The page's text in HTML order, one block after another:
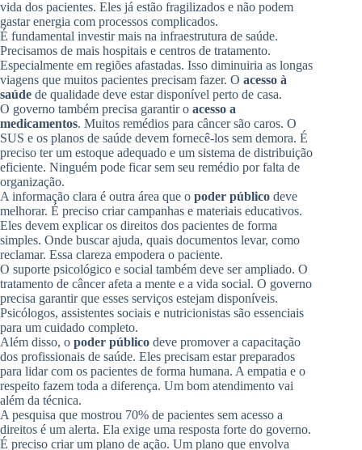
vida dos pacientes. Eles já estão fragilizados e não podem
gastar energia com processos complicados.
É fundamental investir mais na infraestrutura de saúde.
Precisamos de mais hospitais e centros de tratamento.
Especialmente em regiões afastadas. Isso diminuiria as longas
viagens que muitos pacientes precisam fazer. O acesso à
saúde de qualidade deve estar disponível perto de casa.
O governo também precisa garantir o acesso a
medicamentos. Muitos remédios para câncer são caros. O
SUS e os planos de saúde devem fornecê-los sem demora. É
preciso ter um estoque adequado e um sistema de distribuição
eficiente. Ninguém pode ficar sem seu remédio por falta de
organização.
A informação clara é outra área que o poder público deve
melhorar. É preciso criar campanhas e materiais educativos.
Eles devem explicar os direitos dos pacientes de forma
simples. Onde buscar ajuda, quais documentos levar, como
reclamar. Essa clareza empodera o paciente.
O suporte psicológico e social também deve ser ampliado. O
tratamento de câncer afeta a mente e a vida social. O governo
precisa garantir que esses serviços estejam disponíveis.
Psicólogos, assistentes sociais e nutricionistas são essenciais
para um cuidado completo.
Além disso, o poder público deve promover a capacitação
dos profissionais de saúde. Eles precisam estar preparados
para lidar com os pacientes de forma humana. A empatia e o
respeito fazem toda a diferença. Um bom atendimento vai
além da técnica.
A pesquisa que mostrou 70% de pacientes sem acesso a
direitos é um alerta. Ela exige uma resposta forte do governo.
É preciso criar um plano de ação. Um plano que envolva